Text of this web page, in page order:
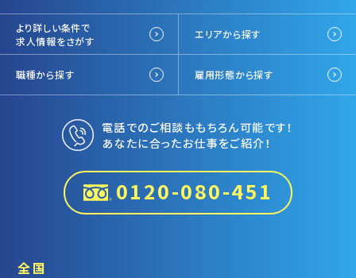
より詳しい条件で
求人情報をさがす
エリアから探す
職種から探す 雇用形態から探す
電話でのご相談ももちろん可能です！
あなたに合ったお仕事をご紹介！
0120-080-451
全国